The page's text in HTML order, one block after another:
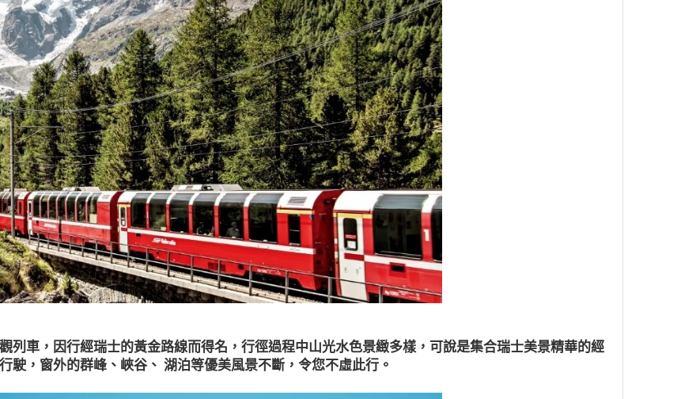
列車，因行經瑞士的黃金路線而得名，行徑過程中山光水色景緻多樣，可說是集合瑞士美景精華的經
駛，窗外的群峰、峽谷、 湖泊等優美風景不斷，令您不虛此行。